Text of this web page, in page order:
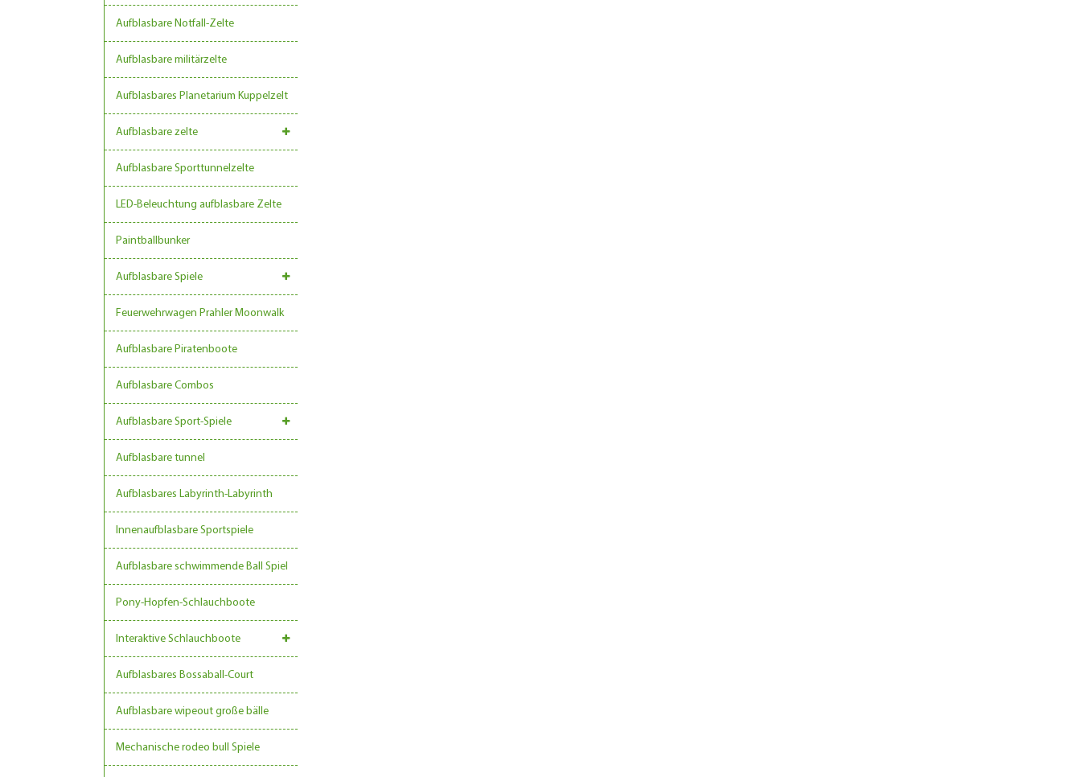
Aufblasbare Notfall-Zelte
Aufblasbare militärzelte
Aufblasbares Planetarium Kuppelzelt
Aufblasbare zelte
Aufblasbare Sporttunnelzelte
LED-Beleuchtung aufblasbare Zelte
Paintballbunker
Aufblasbare Spiele
Feuerwehrwagen Prahler Moonwalk
Aufblasbare Piratenboote
Aufblasbare Combos
Aufblasbare Sport-Spiele
Aufblasbare tunnel
Aufblasbares Labyrinth-Labyrinth
Innenaufblasbare Sportspiele
Aufblasbare schwimmende Ball Spiel
Pony-Hopfen-Schlauchboote
Interaktive Schlauchboote
Aufblasbares Bossaball-Court
Aufblasbare wipeout große bälle
Mechanische rodeo bull Spiele